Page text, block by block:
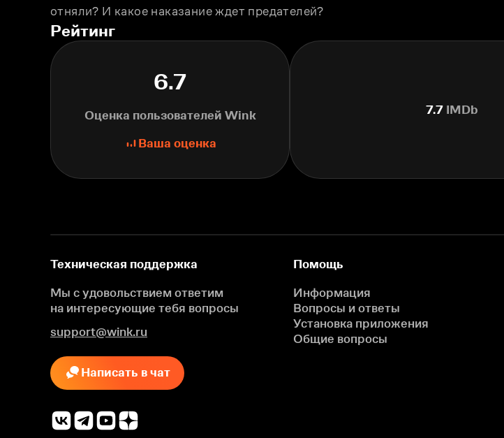
отняли? И какое наказание ждет предателей?
Рейтинг
6.7
Оценка пользователей Wink
Ваша оценка
7.7 IMDb
Техническая поддержка
Мы с удовольствием ответим
на интересующие тебя вопросы
support@wink.ru
Написать в чат
Помощь
Информация
Вопросы и ответы
Установка приложения
Общие вопросы